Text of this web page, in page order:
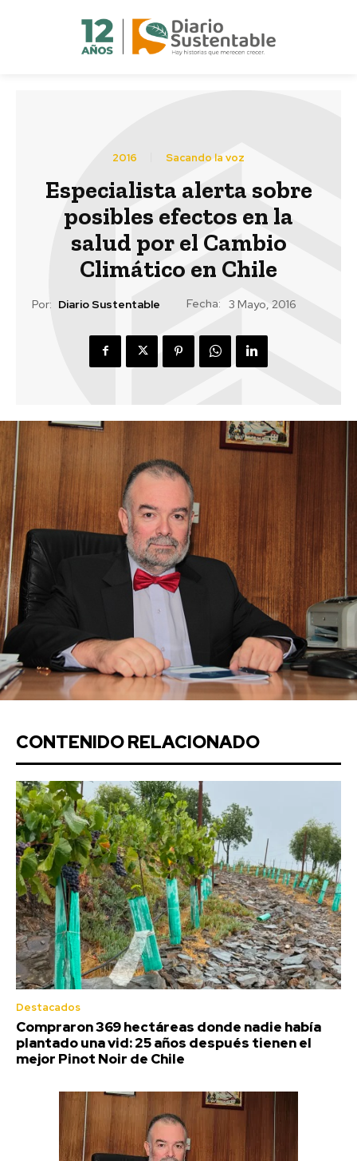
2016 Sacando la voz
Especialista alerta sobre
posibles efectos en la
salud por el Cambio
Climático en Chile
Por: Diario Sustentable Fecha: 3 Mayo, 2016
CONTENIDO RELACIONADO
Destacados
Compraron 369 hectáreas donde nadie había
plantado una vid: 25 años después tienen el
mejor Pinot Noir de Chile